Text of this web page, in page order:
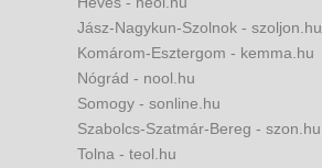
Jász-Nagykun-Szolnok - szoljon.hu
Komárom-Esztergom - kemma.hu
Nógrád - nool.hu
Somogy - sonline.hu
Szabolcs-Szatmár-Bereg - szon.hu
Tolna - teol.hu